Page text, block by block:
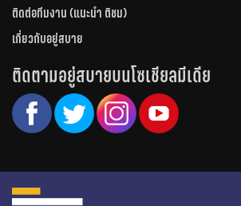
ติดต่อทีมงาน (แนะนำ ติชม)
เกี่ยวกับอยู่สบาย
ติดตามอยู่สบายบนโซเชียลมีเดีย